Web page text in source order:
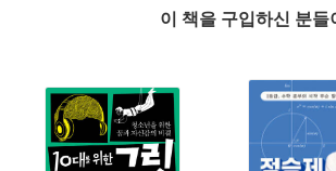
이 책을 구입하신 분